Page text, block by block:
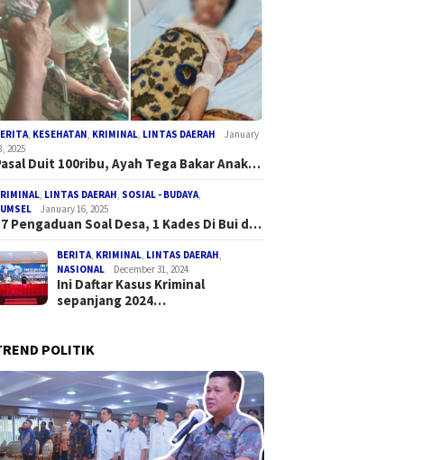
, KESEHATAN, KRIMINAL, LINTAS DAERAH
January
2025
Duit 100ribu, Ayah Tega Bakar Anak…
, LINTAS DAERAH, SOSIAL - BUDAYA,
January 16, 2025
Pengaduan Soal Desa, 1 Kades Di Bui d…
BERITA, KRIMINAL, LINTAS DAERAH,
NASIONAL
December 31, 2024
Ini Daftar Kasus Kriminal
sepanjang 2024…
POLITIK